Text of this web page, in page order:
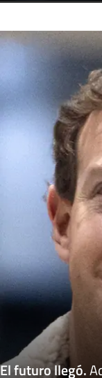
El futuro llegó.